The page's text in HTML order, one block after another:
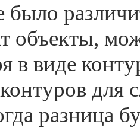
было
объекты,
в виде
для
разница